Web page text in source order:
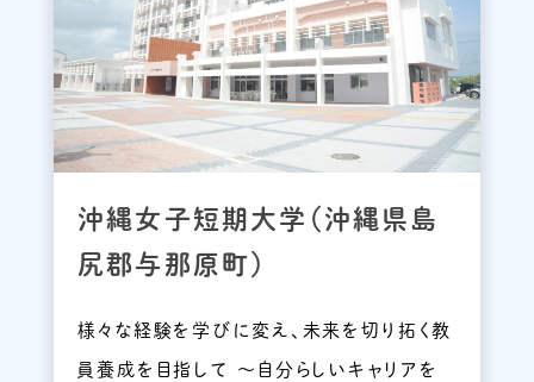
沖縄女子短期大学（沖縄県島
尻郡与那原町）
様々な経験を学びに変え、未来を切り拓く教
員養成を目指して ～自分らしいキャリアを